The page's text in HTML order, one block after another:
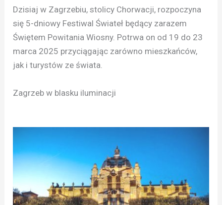
Dzisiaj w Zagrzebiu, stolicy Chorwacji, rozpoczyna
się 5-dniowy Festiwal Świateł będący zarazem
Świętem Powitania Wiosny. Potrwa on od 19 do 23
marca 2025 przyciągając zarówno mieszkańców,
jak i turystów ze świata.
Zagrzeb w blasku iluminacji